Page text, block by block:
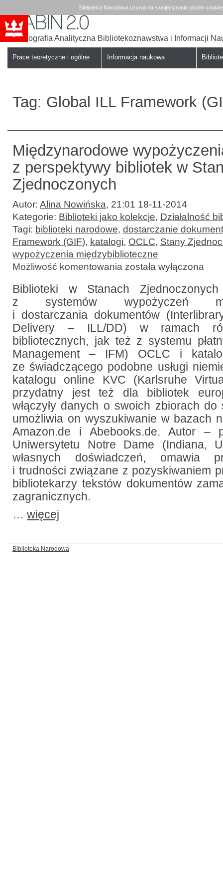
Biblioteka Narodowa używa na swojej stronie plików
Babin
Bibliografia Analityczna Bibliotekoznawstwa i Informacji
Prace teoretyczne i ogólne Informacja naukowa
Tag: Global ILL Framework
Międzynarodowe
z perspektywy bibliotek w
Zjednoczonych
Autor: Alina Nowińska, 21:01 18-11-2014
Kategorie: Biblioteki jako kolekcje, Działalność
Tagi: biblioteki narodowe, dostarczanie
Framework (GIF), katalogi, OCLC, Stany
wypożyczenia międzybiblioteczne
Możliwość komentowania Międzynarodowe
wypożyczenia
z perspektywy
bibliotek
w Stanach
Zjednoczonych
została wyłączona
Biblioteki w Stanach
z systemów wypożyczeń
i dostarczania dokumentów
Delivery – ILL/DD) w ramach
bibliotecznych, jak też z systemu
Management – IFM) OCLC i
ze świadczącego podobne usługi
katalogu online KVC (Karlsruhe
przydatny jest też dla bibliotek
włączyły danych o swoich zbiorach
umożliwia on wyszukiwanie w bazach
Amazon.de i Abebooks.de. Autor –
Uniwersytetu Notre Dame (Indiana,
własnych doświadczeń, omawia
i trudności związane z pozyskiwaniem
bibliotekarzy tekstów dokumentów
zagranicznych.
… więcej
Biblioteka Narodowa